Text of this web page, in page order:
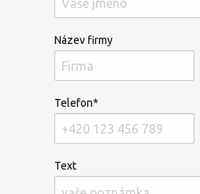
Název firmy
Telefon*
Text